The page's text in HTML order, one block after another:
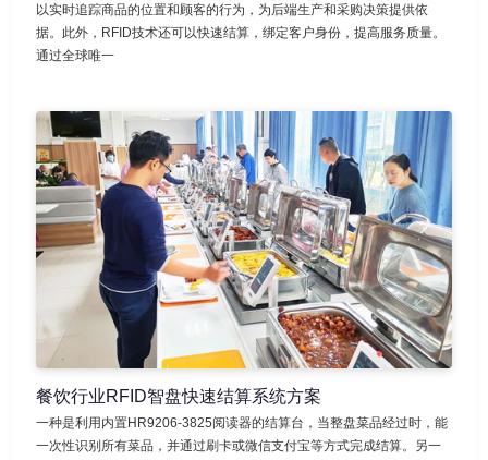
以实时追踪商品的位置和顾客的行为，为后端生产和采购决策提供依
据。此外，RFID技术还可以快速结算，绑定客户身份，提高服务质量。
通过全球唯一
餐饮行业RFID智盘快速结算系统方案
一种是利用内置HR9206-3825阅读器的结算台，当整盘菜品经过时，能
一次性识别所有菜品，并通过刷卡或微信支付宝等方式完成结算。另一